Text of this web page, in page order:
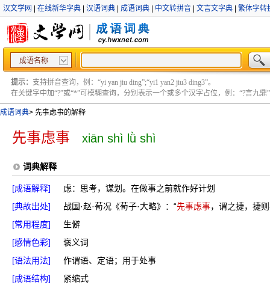
汉文学网 在线新华字典 汉语词典 成语词典 中文转拼音 文言文字典 繁体字转
成语名称
提示： 支持拼音查询，例：“yi yan jiu ding”;“yi1 yan2 jiu3 ding3”。
在关键字中加“?”或“*”可模糊查询，分别表示一个或多个汉字占位，例：“?言九鼎”
成语词典> 先事虑事的解释
先事虑事 xiān shì lǜ shì
词典解释
[成语解释]
虑：思考，谋划。在做事之前就作好计划
[典故出处]
战国·赵·荀况《荀子·大略》：“先事虑事，谓之捷，捷
[常用程度]
生僻
[感情色彩]
褒义词
[语法用法]
作谓语、定语；用于处事
[成语结构]
紧缩式